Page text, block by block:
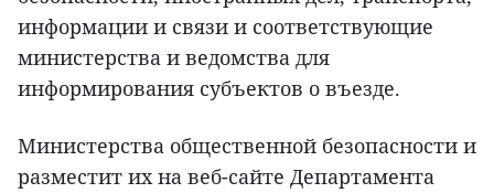
информации и связи и соответствующие
министерства и ведомства для
информирования субъектов о въезде.
Министерства общественной безопасности и
разместит их на веб-сайте Департамента